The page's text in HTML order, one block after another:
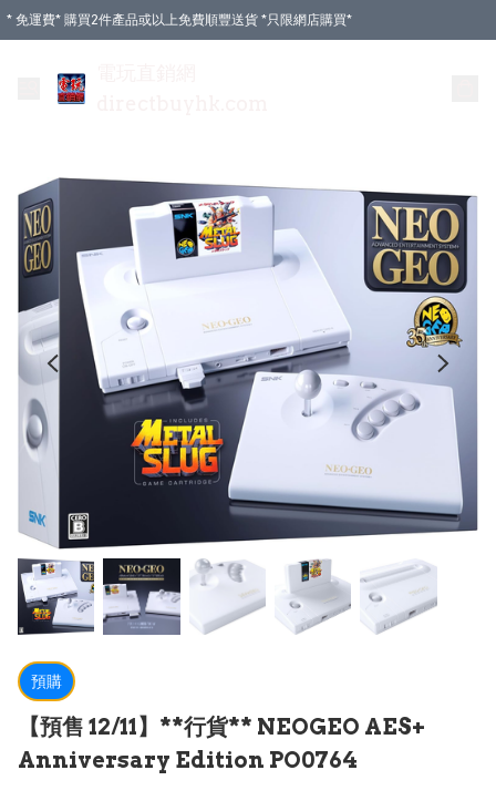
* 免運費* 購買2件產品或以上免費順豐送貨 *只限網店購買*
預購
【預售 12/11】**行貨** NEOGEO AES+
Anniversary Edition PO0764